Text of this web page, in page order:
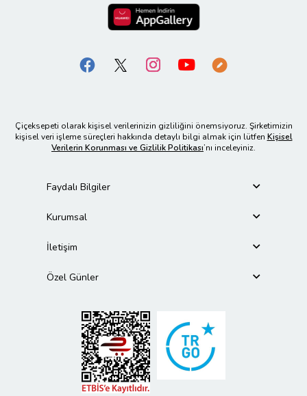
Çiçeksepeti olarak kişisel verilerinizin gizliliğini önemsiyoruz. Şirketimizin
kişisel veri işleme süreçleri hakkında detaylı bilgi almak için lütfen Kişisel
Verilerin Korunması ve Gizlilik Politikası’nı inceleyiniz.
Faydalı Bilgiler
Kurumsal
İletişim
Özel Günler